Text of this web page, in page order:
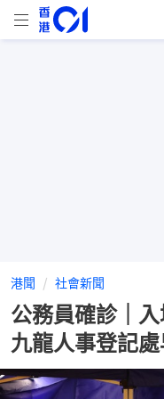
港聞 社會新聞
公務員確診｜​
九龍人事登記